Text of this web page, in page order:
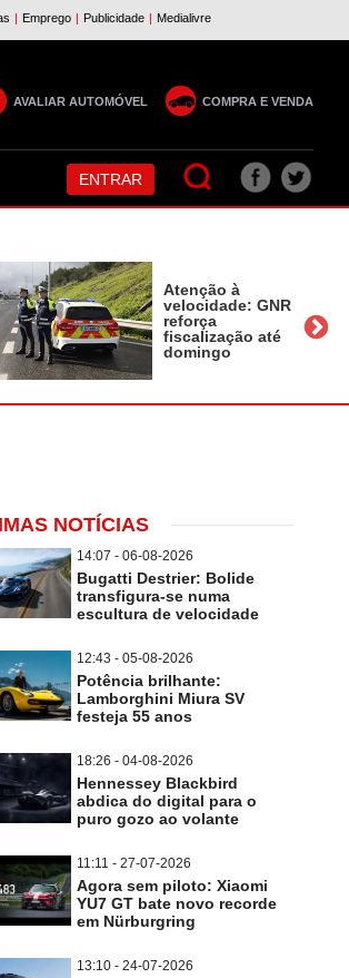
AVALIAR AUTOMÓVEL COMPRA E VENDA
ENTRAR
Atenção à
velocidade: GNR
reforça
fiscalização até
domingo
NOTÍCIAS
14:07 - 06-08-2026
Bugatti Destrier: Bolide
transfigura-se numa
escultura de velocidade
12:43 - 05-08-2026
Potência brilhante:
Lamborghini Miura SV
festeja 55 anos
18:26 - 04-08-2026
Hennessey Blackbird
abdica do digital para o
puro gozo ao volante
11:11 - 27-07-2026
Agora sem piloto: Xiaomi
YU7 GT bate novo recorde
em Nürburgring
13:10 - 24-07-2026